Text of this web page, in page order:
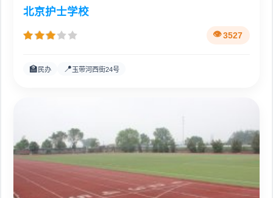
北京护士学校
3527
🏫 民办 📍玉带河西街24号